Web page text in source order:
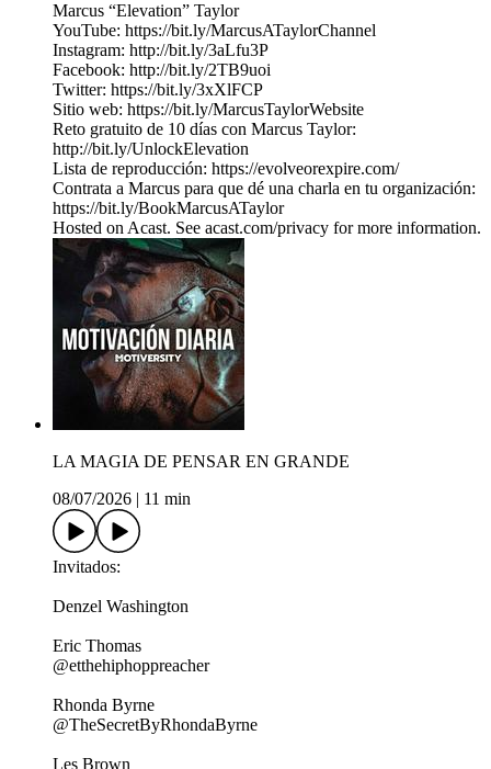
Marcus “Elevation” Taylor
YouTube: https://bit.ly/MarcusATaylorChannel
Instagram: http://bit.ly/3aLfu3P
Facebook: http://bit.ly/2TB9uoi
Twitter: https://bit.ly/3xXlFCP
Sitio web: https://bit.ly/MarcusTaylorWebsite
Reto gratuito de 10 días con Marcus Taylor:
http://bit.ly/UnlockElevation
Lista de reproducción: https://evolveorexpire.com/
Contrata a Marcus para que dé una charla en tu organización:
https://bit.ly/BookMarcusATaylor
Hosted on Acast. See acast.com/privacy for more information.
LA MAGIA DE PENSAR EN GRANDE
08/07/2026
11 min
Invitados:
Denzel Washington
Eric Thomas
@etthehiphoppreacher
Rhonda Byrne
@TheSecretByRhondaByrne
Les Brown